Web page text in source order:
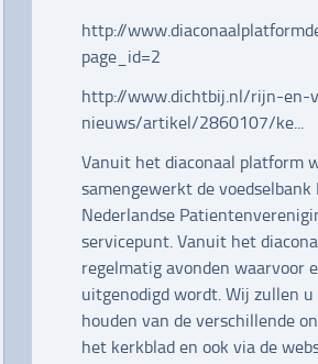
http://
page_id=2
http://www.dichtbij.nl/rijn-en-
nieuws/artikel/2860107/ke...
Vanuit het diaconaal platform
samengewerkt de voedselbank
Nederlandse
servicepunt. Vanuit het
regelmatig avonden waarvoor
uitgenodigd wordt. Wij zullen u
houden van de verschillende
het kerkblad en ook via de